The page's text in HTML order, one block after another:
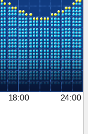
18:00 24:00